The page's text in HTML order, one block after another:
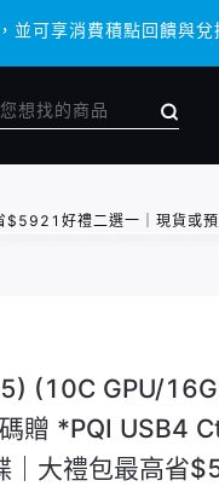
可享消費積點回饋與兌
可享消費積點回饋與兌
好禮二選一｜現貨或預
(10C GPU/
贈 *PQI USB4
｜大禮包最高省